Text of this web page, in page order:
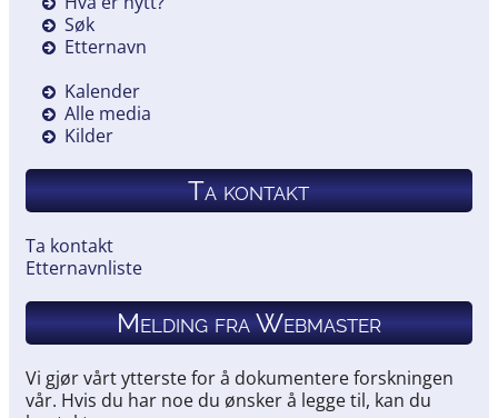
Søk
Etternavn
Kalender
Alle media
Kilder
Ta kontakt
Ta kontakt
Etternavnliste
Melding fra Webmaster
Vi gjør vårt ytterste for å dokumentere forskningen
vår. Hvis du har noe du ønsker å legge til, kan du